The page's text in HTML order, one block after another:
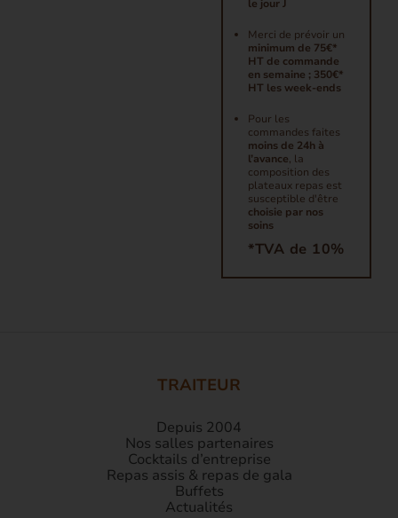
le jour J
Merci de prévoir un
minimum de 75€*
HT de commande
en semaine ; 350€*
HT les week-ends
Pour les
commandes faites
moins de 24h à
l’avance, la
composition des
plateaux repas est
susceptible d'être
choisie par nos
soins
*TVA de 10%
TRAITEUR
Depuis 2004
Nos salles partenaires
Cocktails d’entreprise
Repas assis & repas de gala
Buffets
Actualités